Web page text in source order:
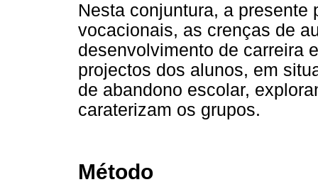
Nesta conjuntura, a
vocacionais, as crenças de
desenvolvimento de carreira
projectos dos alunos, em
de abandono escolar,
caraterizam os grupos.
Método